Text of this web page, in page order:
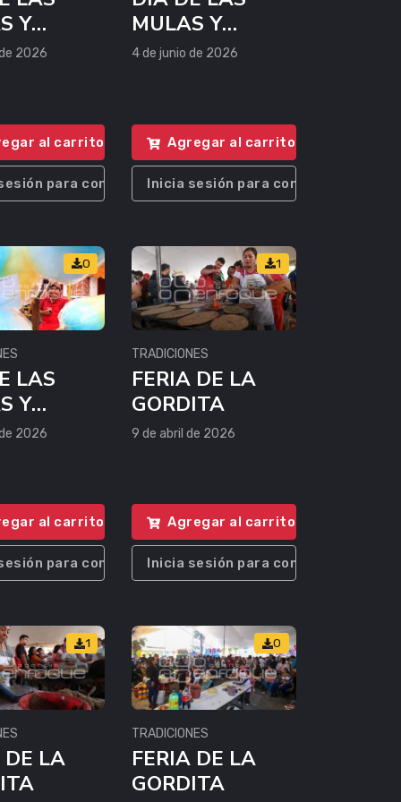
Y
2026
al carrito
para comprar
MULAS Y
PANZONES
4 de junio de 2026
Agregar al carrito
Inicia sesión para comprar
0
LAS
Y
2026
al carrito
para comprar
1
TRADICIONES
FERIA DE LA
GORDITA
9 de abril de 2026
Agregar al carrito
Inicia sesión para comprar
1
DE LA
0
TRADICIONES
FERIA DE LA
GORDITA